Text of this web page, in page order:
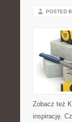
POSTED
Zobacz też
inspirację.